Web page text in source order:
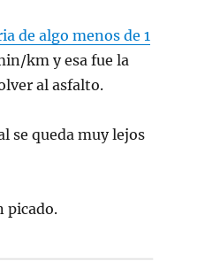
de algo menos de 1
km y esa fue la
al asfalto.
se queda muy lejos
picado.